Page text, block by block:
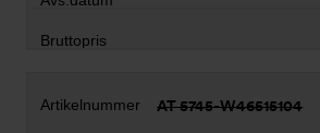
AT 5745-W46515104